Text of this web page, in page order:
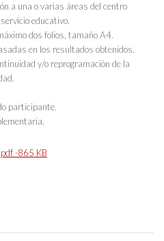
a una o varias áreas del centro
educativo.
dos folios, tamaño A4.
en los resultados obtenidos.
y/o reprogramación de la
participante.
-865 KB